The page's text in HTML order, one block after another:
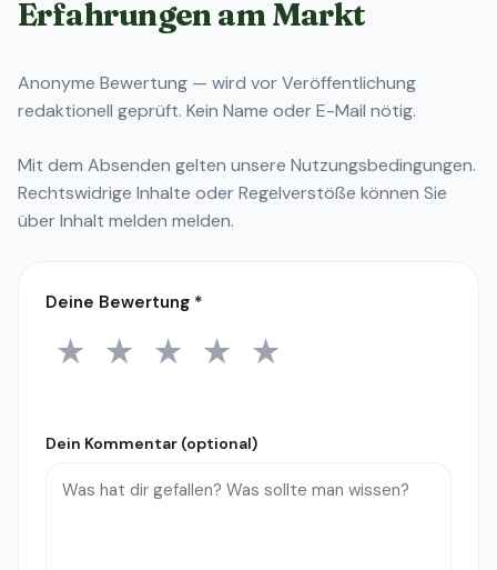
Erfahrungen am Markt
Anonyme Bewertung — wird vor Veröffentlichung
redaktionell geprüft. Kein Name oder E-Mail nötig.
Mit dem Absenden gelten unsere Nutzungsbedingungen.
Rechtswidrige Inhalte oder Regelverstöße können Sie
überInhalt melden melden.
Deine Bewertung *
1 Stern
★ 2 Sterne
★ 3 Sterne
★ 4 Sterne
★ 5 Sterne
★
Dein Kommentar (optional)